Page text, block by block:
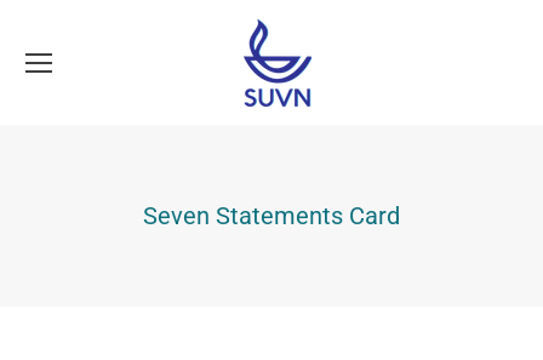
Seven Statements Card